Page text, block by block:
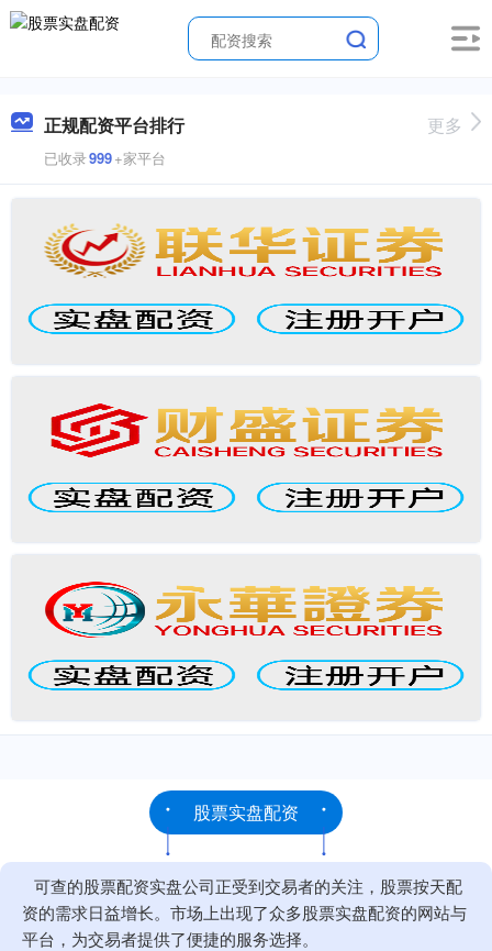
正规配资平台排行
已收录999+家平台
更多
股票实盘配资
可查的股票配资实盘公司正受到交易者的关注，股票按天配
资的需求日益增长。市场上出现了众多股票实盘配资的网站与
平台，为交易者提供了便捷的服务选择。